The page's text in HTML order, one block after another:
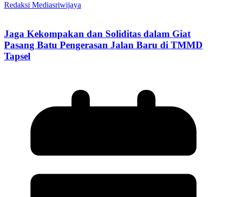
Redaksi Mediasriwijaya
Jaga Kekompakan dan Soliditas dalam Giat
Pasang Batu Pengerasan Jalan Baru di TMMD
Tapsel